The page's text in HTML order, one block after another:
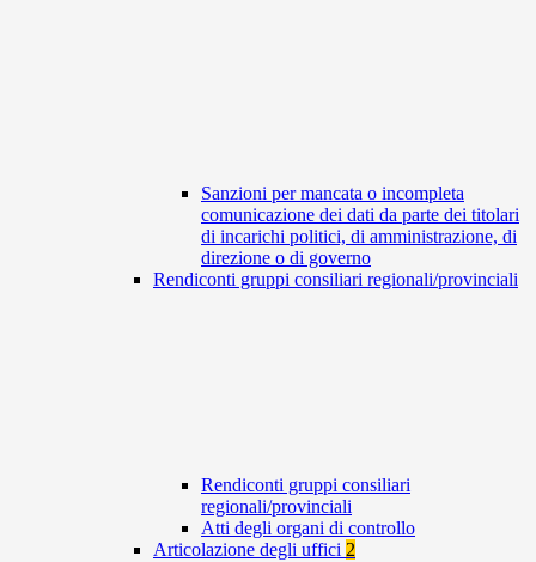
Sanzioni per mancata o incompleta
comunicazione dei dati da parte dei titolari
di incarichi politici, di amministrazione, di
direzione o di governo
Rendiconti gruppi consiliari regionali/provinciali
Rendiconti gruppi consiliari
regionali/provinciali
Atti degli organi di controllo
Articolazione degli uffici 2